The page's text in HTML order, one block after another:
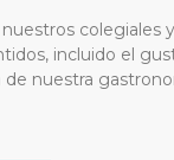
colegiales
incluido el
nuestra